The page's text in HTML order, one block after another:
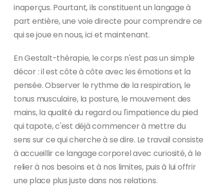
inaperçus. Pourtant, ils constituent un langage à
part entière, une voie directe pour comprendre ce
qui se joue en nous, ici et maintenant.
En Gestalt-thérapie, le corps n'est pas un simple
décor : il est côte à côte avec les émotions et la
pensée. Observer le rythme de la respiration, le
tonus musculaire, la posture, le mouvement des
mains, la qualité du regard ou l'impatience du pied
qui tapote, c'est déjà commencer à mettre du
sens sur ce qui cherche à se dire. Le travail consiste
à accueillir ce langage corporel avec curiosité, à le
relier à nos besoins et à nos limites, puis à lui offrir
une place plus juste dans nos relations.